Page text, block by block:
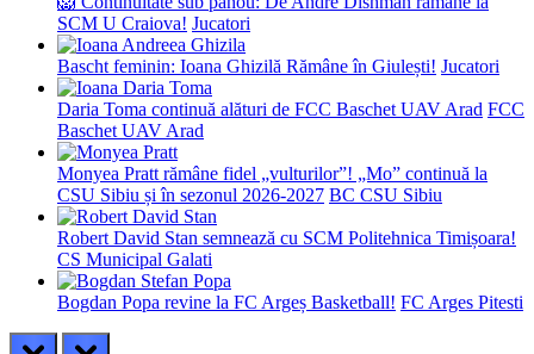
SCM U Craiova! Jucatori
Bascht feminin: Ioana Ghizilă Rămâne în Giulești! Jucatori
Daria Toma continuă alături de FCC Baschet UAV Arad FCC
Baschet UAV Arad
Monyea Pratt rămâne fidel „vulturilor”! „Mo” continuă la
CSU Sibiu și în sezonul 2026-2027 BC CSU Sibiu
Robert David Stan semnează cu SCM Politehnica Timișoara!
CS Municipal Galati
Bogdan Popa revine la FC Argeș Basketball! FC Arges Pitesti
prev next